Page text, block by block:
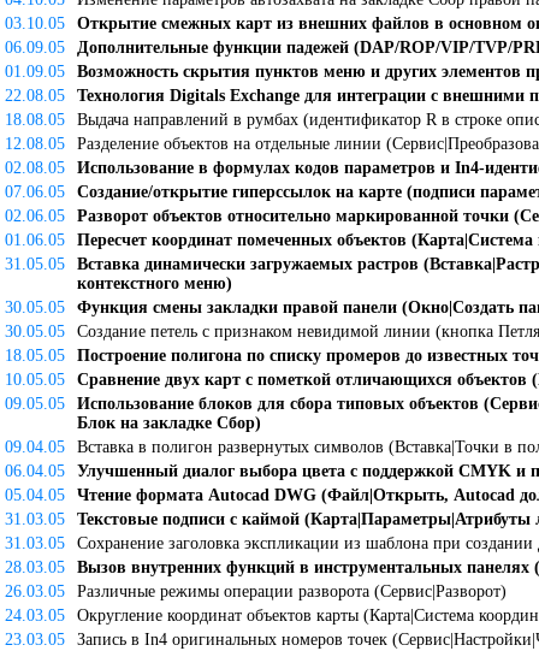
03.10.05
Открытие смежных карт из внешних файлов в основном
06.09.05
Дополнительные функции падежей (DAP/ROP/VIP/TVP/
01.09.05
Возможность скрытия пунктов меню и других
22.08.05
Технология Digitals Exchange для интеграции с внешними
18.08.05
Выдача направлений в румбах (идентификатор R в строке
12.08.05
Разделение объектов на отдельные линии
02.08.05
Использование в формулах кодов параметров и In4-
07.06.05
Создание/открытие гиперссылок на карте (подписи
02.06.05
Разворот объектов относительно маркированной точки
01.06.05
Пересчет координат помеченных объектов
31.05.05
Вставка динамически загружаемых растров
контекстного меню)
30.05.05
Функция смены закладки правой панели (Окно|Создать
30.05.05
Создание петель с признаком невидимой линии (кнопка
18.05.05
Построение полигона по списку промеров до известных
10.05.05
Сравнение двух карт с пометкой отличающихся
09.05.05
Использование блоков для сбора типовых объектов
Блок на закладке Сбор)
09.04.05
Вставка в полигон развернутых символов (Вставка|Точки в
06.04.05
Улучшенный диалог выбора цвета с поддержкой CMYK и
05.04.05
Чтение формата Autocad DWG (Файл|Открыть, Аutocad
31.03.05
Текстовые подписи с каймой
31.03.05
Сохранение заголовка экспликации из шаблона при создании
28.03.05
Вызов внутренних функций в инструментальных панелях
26.03.05
Различные режимы операции разворота (Сервис|Разворот)
24.03.05
Округление координат объектов карты (Карта|Система
23.03.05
Запись в In4 оригинальных номеров точек